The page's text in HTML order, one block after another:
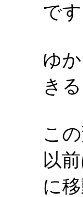
です
ゆ
き
こ
以
に